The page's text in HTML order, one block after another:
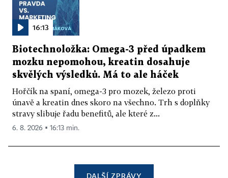
16:13
Biotechnoložka: Omega-3 před úpadkem
mozku nepomohou, kreatin dosahuje
skvělých výsledků. Má to ale háček
Hořčík na spaní, omega-3 pro mozek, železo proti
únavě a kreatin dnes skoro na všechno. Trh s doplňky
stravy slibuje řadu benefitů, ale které z...
6. 8. 2026 ▪ 16:13 min.
DALŠÍ ZPRÁVY